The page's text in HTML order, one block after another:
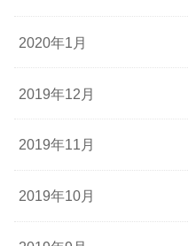
2020年1月
2019年12月
2019年11月
2019年10月